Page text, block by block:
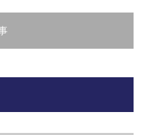
コンベアーベルトです。ベ